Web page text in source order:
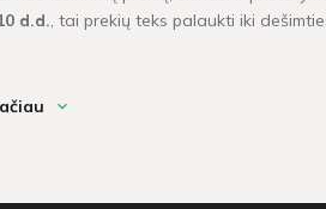
d.d., tai prekių teks palaukti iki
populiariausios kalėdinės